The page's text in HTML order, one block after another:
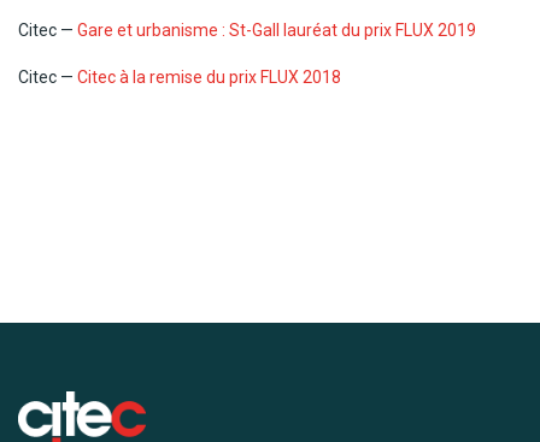
Citec — Gare et urbanisme : St-Gall lauréat du prix FLUX 2019
Citec — Citec à la remise du prix FLUX 2018